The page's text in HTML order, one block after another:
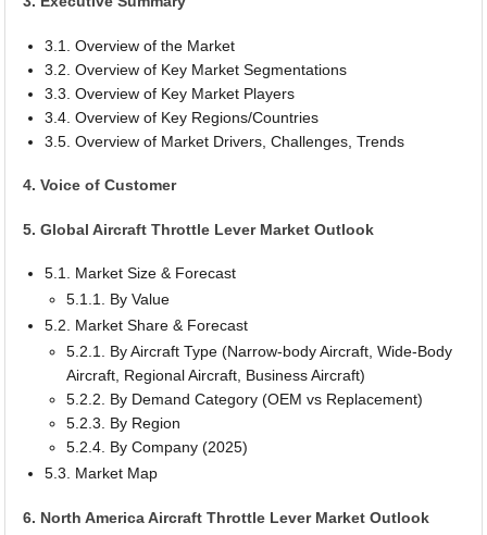
3.1. Overview of the Market
3.2. Overview of Key Market Segmentations
3.3. Overview of Key Market Players
3.4. Overview of Key Regions/Countries
3.5. Overview of Market Drivers, Challenges, Trends
4. Voice of Customer
5. Global Aircraft Throttle Lever Market Outlook
5.1. Market Size & Forecast
5.1.1. By Value
5.2. Market Share & Forecast
5.2.1. By Aircraft Type (Narrow-body Aircraft, Wide-Body
Aircraft, Regional Aircraft, Business Aircraft)
5.2.2. By Demand Category (OEM vs Replacement)
5.2.3. By Region
5.2.4. By Company (2025)
5.3. Market Map
6. North America Aircraft Throttle Lever Market Outlook